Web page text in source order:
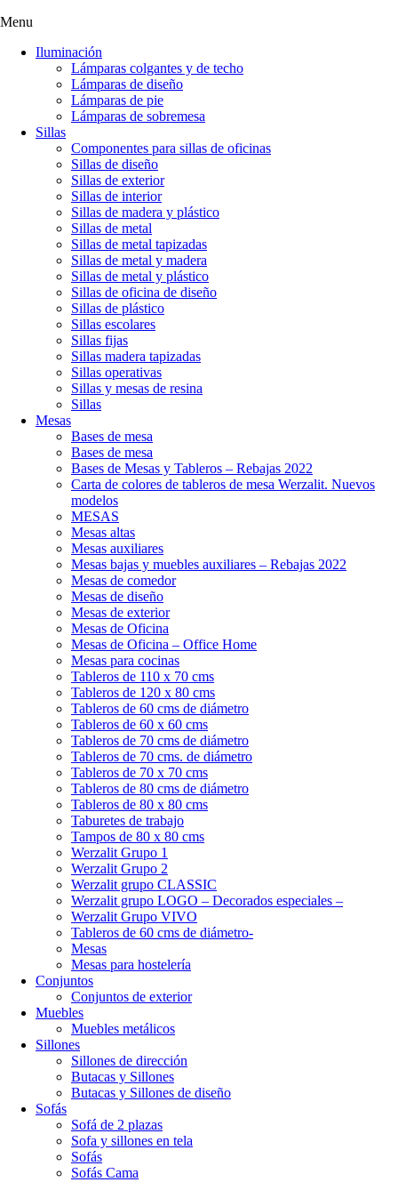
Menu
Iluminación
Lámparas colgantes y de techo
Lámparas de diseño
Lámparas de pie
Lámparas de sobremesa
Sillas
Componentes para sillas de oficinas
Sillas de diseño
Sillas de exterior
Sillas de interior
Sillas de madera y plástico
Sillas de metal
Sillas de metal tapizadas
Sillas de metal y madera
Sillas de metal y plástico
Sillas de oficina de diseño
Sillas de plástico
Sillas escolares
Sillas fijas
Sillas madera tapizadas
Sillas operativas
Sillas y mesas de resina
Sillas
Mesas
Bases de mesa
Bases de mesa
Bases de Mesas y Tableros – Rebajas 2022
Carta de colores de tableros de mesa Werzalit. Nuevos
modelos
MESAS
Mesas altas
Mesas auxiliares
Mesas bajas y muebles auxiliares – Rebajas 2022
Mesas de comedor
Mesas de diseño
Mesas de exterior
Mesas de Oficina
Mesas de Oficina – Office Home
Mesas para cocinas
Tableros de 110 x 70 cms
Tableros de 120 x 80 cms
Tableros de 60 cms de diámetro
Tableros de 60 x 60 cms
Tableros de 70 cms de diámetro
Tableros de 70 cms. de diámetro
Tableros de 70 x 70 cms
Tableros de 80 cms de diámetro
Tableros de 80 x 80 cms
Taburetes de trabajo
Tampos de 80 x 80 cms
Werzalit Grupo 1
Werzalit Grupo 2
Werzalit grupo CLASSIC
Werzalit grupo LOGO – Decorados especiales –
Werzalit Grupo VIVO
Tableros de 60 cms de diámetro-
Mesas
Mesas para hostelería
Conjuntos
Conjuntos de exterior
Muebles
Muebles metálicos
Sillones
Sillones de dirección
Butacas y Sillones
Butacas y Sillones de diseño
Sofás
Sofá de 2 plazas
Sofa y sillones en tela
Sofás
Sofás Cama